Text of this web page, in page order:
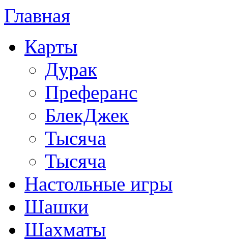
Главная
Карты
Дурак
Преферанс
БлекДжек
Тысяча
Тысяча
Настольные игры
Шашки
Шахматы